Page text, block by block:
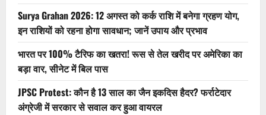
Surya Grahan 2026: 12 अगस्त को कर्क राशि में बनेगा ग्रहण योग,
इन राशियों को रहना होगा सावधान; जानें उपाय और प्रभाव
भारत पर 100% टैरिफ का खतरा! रूस से तेल खरीद पर अमेरिका का
बड़ा वार, सीनेट में बिल पास
JPSC Protest: कौन है 13 साल का जैन इकदिस हैदर? फर्राटेदार
अंग्रेजी में सरकार से सवाल कर हुआ वायरल